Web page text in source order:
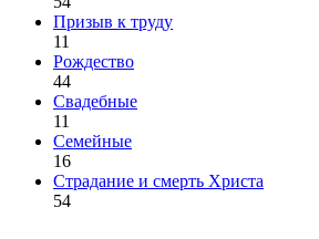
Призыв к труду
11
Рождество
44
Свадебные
11
Семейные
16
Страдание и смерть Христа
54